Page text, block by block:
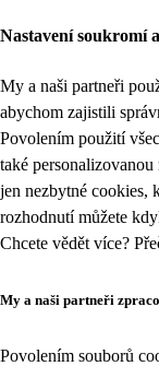
Nastavení soukromí
My a naši partneři
abychom zajistili
Povolením použití
také
jen nezbytné cookies,
rozhodnutí můžete
Chcete vědět více?
My a naši partneři
Povolením souborů